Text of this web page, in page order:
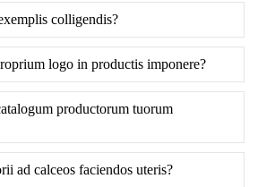
colligendis?
logo in productis imponere?
productorum tuorum
ad calceos faciendos uteris?